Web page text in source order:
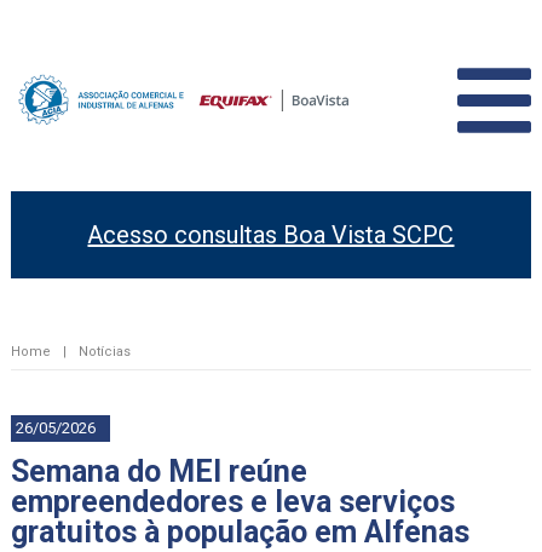
Acesso consultas Boa Vista SCPC
Home | Notícias
26/05/2026
Semana do MEI reúne
empreendedores e leva serviços
gratuitos à população em Alfenas